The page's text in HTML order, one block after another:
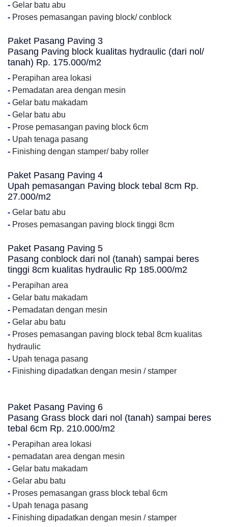
- Gelar batu abu
- Proses pemasangan paving block/ conblock
Paket Pasang Paving 3
Pasang Paving block kualitas hydraulic (dari nol/
tanah) Rp. 175.000/m2
- Perapihan area lokasi
- Pemadatan area dengan mesin
- Gelar batu makadam
- Gelar batu abu
- Prose pemasangan paving block 6cm
- Upah tenaga pasang
- Finishing dengan stamper/ baby roller
Paket Pasang Paving 4
Upah pemasangan Paving block tebal 8cm Rp.
27.000/m2
- Gelar batu abu
- Proses pemasangan paving block tinggi 8cm
Paket Pasang Paving 5
Pasang conblock dari nol (tanah) sampai beres
tinggi 8cm kualitas hydraulic Rp 185.000/m2
- Perapihan area
- Gelar batu makadam
- Pemadatan dengan mesin
- Gelar abu batu
- Proses pemasangan paving block tebal 8cm kualitas
hydraulic
- Upah tenaga pasang
- Finishing dipadatkan dengan mesin / stamper
Paket Pasang Paving 6
Pasang Grass block dari nol (tanah) sampai beres
tebal 6cm Rp. 210.000/m2
- Perapihan area lokasi
- pemadatan area dengan mesin
- Gelar batu makadam
- Gelar abu batu
- Proses pemasangan grass block tebal 6cm
- Upah tenaga pasang
- Finishing dipadatkan dengan mesin / stamper